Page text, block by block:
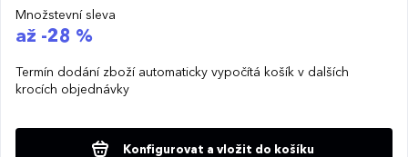
Množstevní sleva
až -28 %
Termín dodání zboží automaticky vypočítá košík v dalších
krocích objednávky
Konfigurovat a vložit do košíku